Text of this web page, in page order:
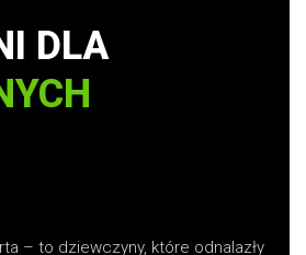
DLA
– to dziewczyny, które odnalazły